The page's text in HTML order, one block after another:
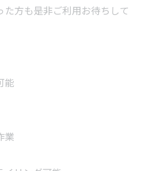
方も是非ご利用お待ちして
能
業